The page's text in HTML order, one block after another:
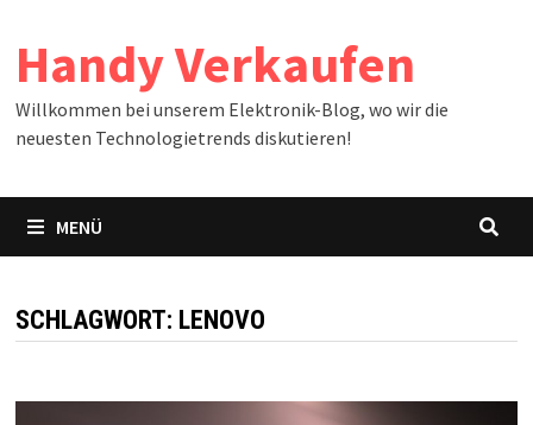
Inhalt
springen
Handy Verkaufen
Willkommen bei unserem Elektronik-Blog, wo wir die
neuesten Technologietrends diskutieren!
MENÜ
SCHLAGWORT: LENOVO